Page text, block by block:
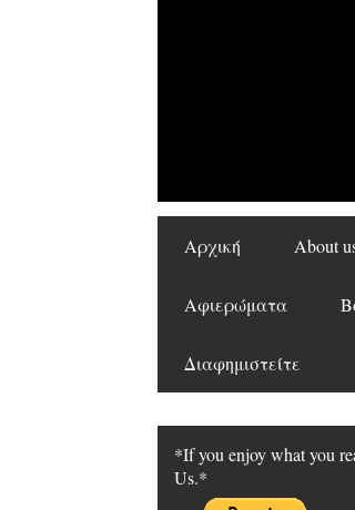
Αρχική About
Αφιερώματα
Διαφημιστείτε
*If you enjoy what you
Us.*